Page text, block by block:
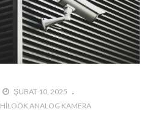
ŞUBAT 10, 2025
HILOOK ANALOG KAMERA